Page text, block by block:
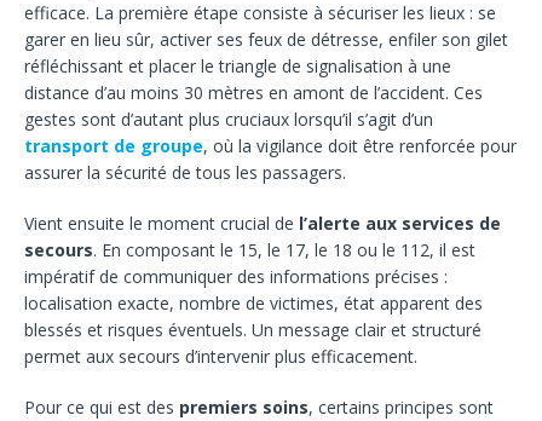
efficace. La première étape consiste à sécuriser les lieux : se
garer en lieu sûr, activer ses feux de détresse, enfiler son gilet
réfléchissant et placer le triangle de signalisation à une
distance d’au moins 30 mètres en amont de l’accident. Ces
gestes sont d’autant plus cruciaux lorsqu’il s’agit d’un
transport de groupe, où la vigilance doit être renforcée pour
assurer la sécurité de tous les passagers.
Vient ensuite le moment crucial de l’alerte aux services de
secours. En composant le 15, le 17, le 18 ou le 112, il est
impératif de communiquer des informations précises :
localisation exacte, nombre de victimes, état apparent des
blessés et risques éventuels. Un message clair et structuré
permet aux secours d’intervenir plus efficacement.
Pour ce qui est des premiers soins, certains principes sont